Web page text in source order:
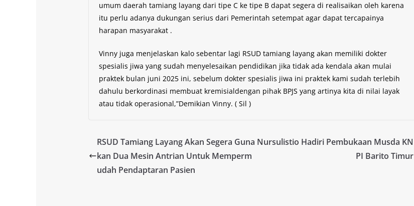
umum daerah tamiang layang dari tipe C ke tipe B dapat segera di realisaikan oleh karena
itu perlu adanya dukungan serius dari Pemerintah setempat agar dapat tercapainya
harapan masyarakat .
Vinny juga menjelaskan kalo sebentar lagi RSUD tamiang layang akan memiliki dokter
spesialis jiwa yang sudah menyelesaikan pendidikan jika tidak ada kendala akan mulai
praktek bulan juni 2025 ini, sebelum dokter spesialis jiwa ini praktek kami sudah terlebih
dahulu berkordinasi membuat kremisialdengan pihak BPJS yang artinya kita di nilai layak
atau tidak operasional,”Demikian Vinny. ( Sil )
RSUD Tamiang Layang Akan Segera Guna
kan Dua Mesin Antrian Untuk Memperm
udah Pendaptaran Pasien
Nursulistio Hadiri Pembukaan Musda KN
PI Barito Timur